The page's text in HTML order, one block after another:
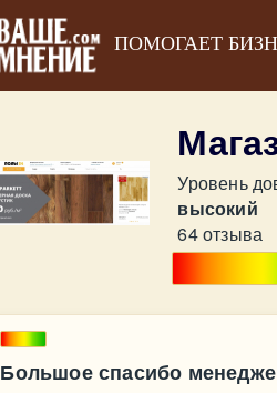
ПОМОГАЕТ
Уровень
высокий
64 отзыва
Большое спасибо